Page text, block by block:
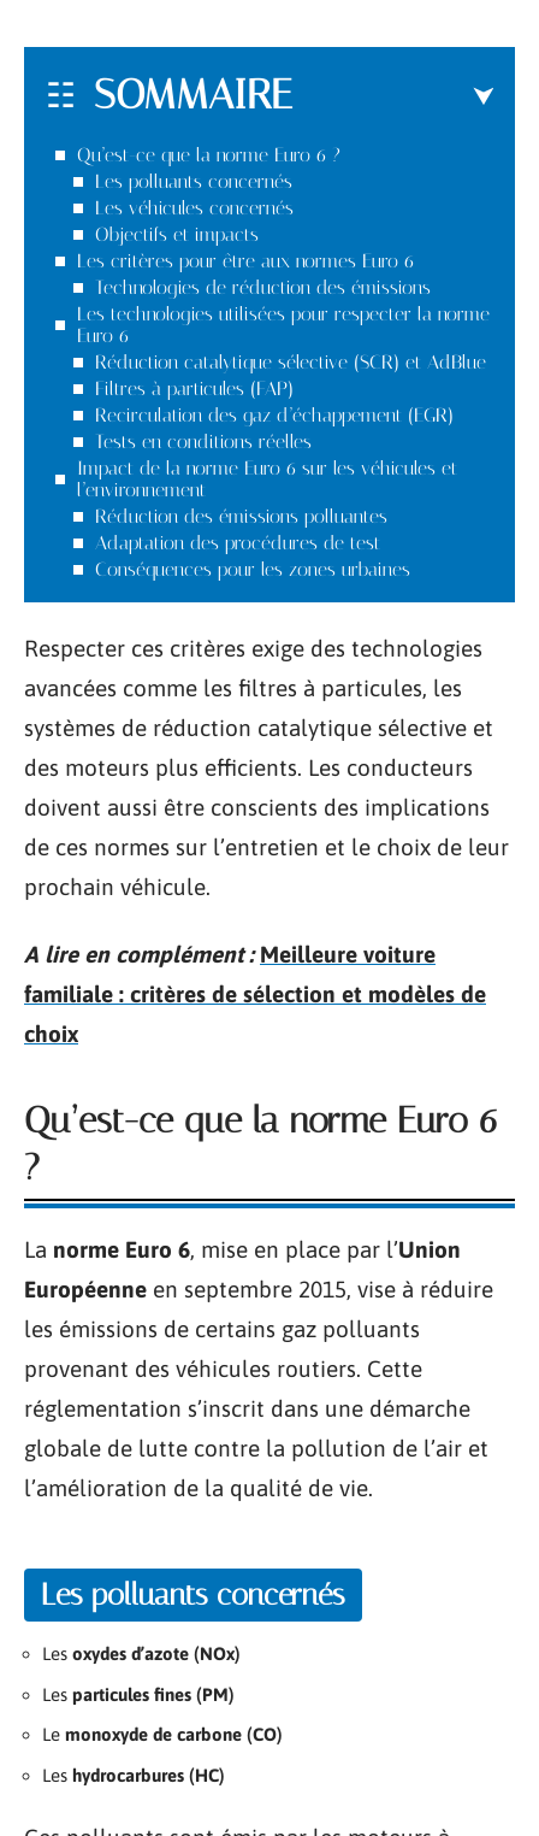
SOMMAIRE
Qu’est-ce que la norme Euro 6 ?
Les polluants concernés
Les véhicules concernés
Objectifs et impacts
Les critères pour être aux normes Euro 6
Technologies de réduction des émissions
Les technologies utilisées pour respecter la norme
Euro 6
Réduction catalytique sélective (SCR) et AdBlue
Filtres à particules (FAP)
Recirculation des gaz d’échappement (EGR)
Tests en conditions réelles
Impact de la norme Euro 6 sur les véhicules et
l’environnement
Réduction des émissions polluantes
Adaptation des procédures de test
Conséquences pour les zones urbaines
Respecter ces critères exige des technologies
avancées comme les filtres à particules, les
systèmes de réduction catalytique sélective et
des moteurs plus efficients. Les conducteurs
doivent aussi être conscients des implications
de ces normes sur l’entretien et le choix de leur
prochain véhicule.
A lire en complément : Meilleure voiture
familiale : critères de sélection et modèles de
choix
Qu’est-ce que la norme Euro 6
?
La norme Euro 6, mise en place par l’Union
Européenne en septembre 2015, vise à réduire
les émissions de certains gaz polluants
provenant des véhicules routiers. Cette
réglementation s’inscrit dans une démarche
globale de lutte contre la pollution de l’air et
l’amélioration de la qualité de vie.
Les polluants concernés
Les oxydes d’azote (NOx)
Les particules fines (PM)
Le monoxyde de carbone (CO)
Les hydrocarbures (HC)